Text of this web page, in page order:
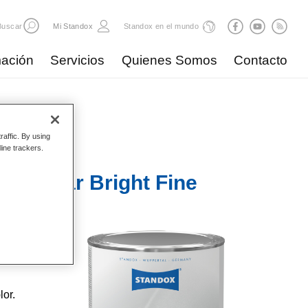
Mi Standox Standox en el mundo
Servicios Quienes Somos Contacto
Bright Fine
By using
trackers.